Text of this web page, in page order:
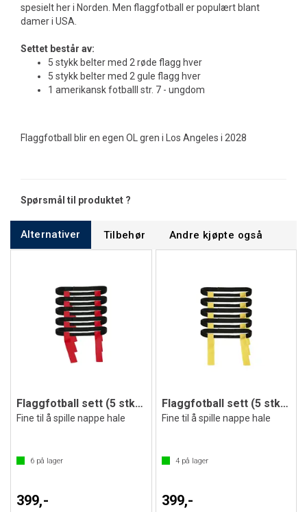
spesielt her i Norden. Men flaggfotball er populært blant
damer i USA.
Settet består av:
5 stykk belter med 2 røde flagg hver
5 stykk belter med 2 gule flagg hver
1 amerikansk fotballl str. 7 - ungdom
Flaggfotball blir en egen OL gren i Los Angeles i 2028
Spørsmål til produktet ?
Alternativer Tilbehør Andre kjøpte også
Flaggfotball sett (5 stk) rød
Fine til å spille nappe hale
6 på lager
399,-
Flaggfotball sett (5 stk) gul
Fine til å spille nappe hale
4på lager
399,-